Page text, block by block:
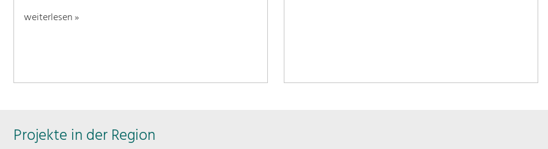
weiterlesen »
Projekte in der Region